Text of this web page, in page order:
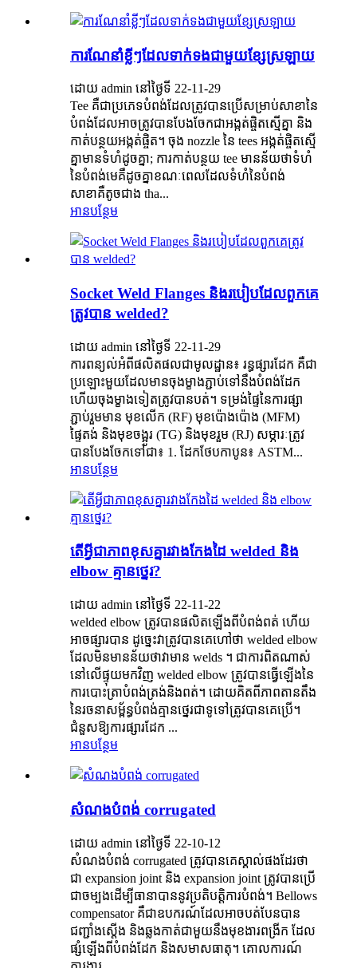
ការណែនាំខ្លីៗដែលទាក់ទងជាមួយខ្សែស្រឡាយ
ដោយ admin នៅថ្ងៃទី 22-11-29
Tee គឺ​ជា​ប្រភេទ​បំពង់​ដែល​ត្រូវ​បាន​ប្រើ​សម្រាប់​សាខា​នៃ​
បំពង់​ដែល​អាច​ត្រូវ​បាន​បែង​ចែក​ជា​អង្កត់ផ្ចិត​ស្មើគ្នា និង​
កាត់​បន្ថយ​អង្កត់ផ្ចិត។ ចុង nozzle នៃ tees អង្កត់ផ្ចិតស្មើ
គ្នាមានទំហំដូចគ្នា; ការកាត់បន្ថយ tee មានន័យថាទំហំ
នៃបំពង់មេគឺដូចគ្នាខណៈពេលដែលទំហំនៃបំពង់
សាខាគឺតូចជាង tha...
អានបន្ថែម
Socket Weld Flanges និងរបៀបដែលពួកគេ
ត្រូវបាន welded?
ដោយ admin នៅថ្ងៃទី 22-11-29
ការពន្យល់អំពីផលិតផលជាមូលដ្ឋាន៖ រន្ធផ្សារដែក គឺជា
ប្រឡោះមួយដែលមានចុងម្ខាងភ្ជាប់ទៅនឹងបំពង់ដែក
ហើយចុងម្ខាងទៀតត្រូវបានបត់។ ទម្រង់ផ្ទៃនៃការផ្សា
ភ្ជាប់រួមមាន មុខលើក (RF) មុខប៉ោងប៉ោង (MFM)
ផ្ទៃតង់ និងមុខចង្អូរ (TG) និងមុខរួម (RJ) សម្ភារៈត្រូវ
បានបែងចែកទៅជា៖ 1. ដែកថែបកាបូន៖ ASTM...
អានបន្ថែម
តើអ្វីជាភាពខុសគ្នារវាងកែងដៃ welded និង
elbow គ្មានថ្នេរ?
ដោយ admin នៅថ្ងៃទី 22-11-22
welded elbow ត្រូវបានផលិតឡើងពីបំពង់ពត់ ហើយ
អាចផ្សារបាន ដូច្នេះវាត្រូវបានគេហៅថា welded elbow
ដែលមិនមានន័យថាវាមាន welds ។ ជាការពិតណាស់
នៅលើផ្ទុយមកវិញ welded elbow ត្រូវបានធ្វើឡើងនៃ
ការបោះត្រាបំពង់ត្រង់និងពត់។ ដោយគិតពីភាពតានតឹង
នៃរចនាសម្ព័ន្ធបំពង់គ្មានថ្នេរជាទូទៅត្រូវបានគេប្រើ។
ជំនួសឱ្យការផ្សារដែក ...
អានបន្ថែម
សំណងបំពង់ corrugated
ដោយ admin នៅថ្ងៃទី 22-10-12
សំណងបំពង់ corrugated ត្រូវបានគេស្គាល់ផងដែរថា
ជា expansion joint និង expansion joint ត្រូវបានប្រើ
ជាចម្បងដើម្បីធានាបាននូវប្រតិបត្តិការបំពង់។ Bellows
compensator គឺជាឧបករណ៍ដែលអាចបត់បែនបាន
ជញ្ជាំងស្តើង និងឆ្លងកាត់ជាមួយនឹងមុខងារពង្រីក ដែល
ផ្សំឡើងពីបំពង់ដែក និងសមាសធាតុ។ គោលការណ៍